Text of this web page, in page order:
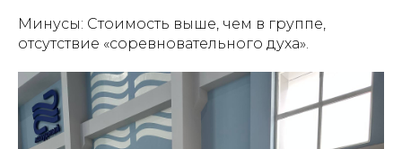
Минусы: Стоимость выше, чем в группе,
отсутствие «соревновательного духа».